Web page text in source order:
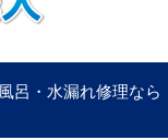
呂・水漏れ修理なら